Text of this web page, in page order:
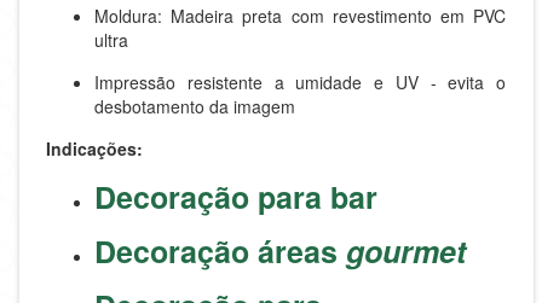
Moldura: Madeira preta com revestimento em PVC
ultra
Impressão resistente a umidade e UV - evita o
desbotamento da imagem
Indicações:
Decoração para bar
Decoração áreas gourmet